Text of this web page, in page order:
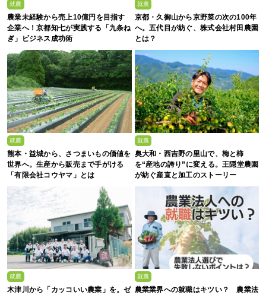
就農
農業未経験から売上10億円を目指す
企業へ！京都知七が実践する「九条ね
ぎ」ビジネス成功術
就農
京都・久御山から京野菜の次の100年
へ。五代目が紡ぐ、株式会社村田農園
とは？
就農
熊本・益城から、さつまいもの価値を
世界へ。生産から販売まで手がける
「有限会社コウヤマ」とは
就農
奥大和・西吉野の里山で、梅と柿
を“産地の誇り”に変える。王隠堂農園
が紡ぐ産直と加工のストーリー
就農
木津川から「カッコいい農業」を。ゼ
就農
農業業界への就職はキツい？ 農業法